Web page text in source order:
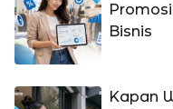
Bisnis
Kapan